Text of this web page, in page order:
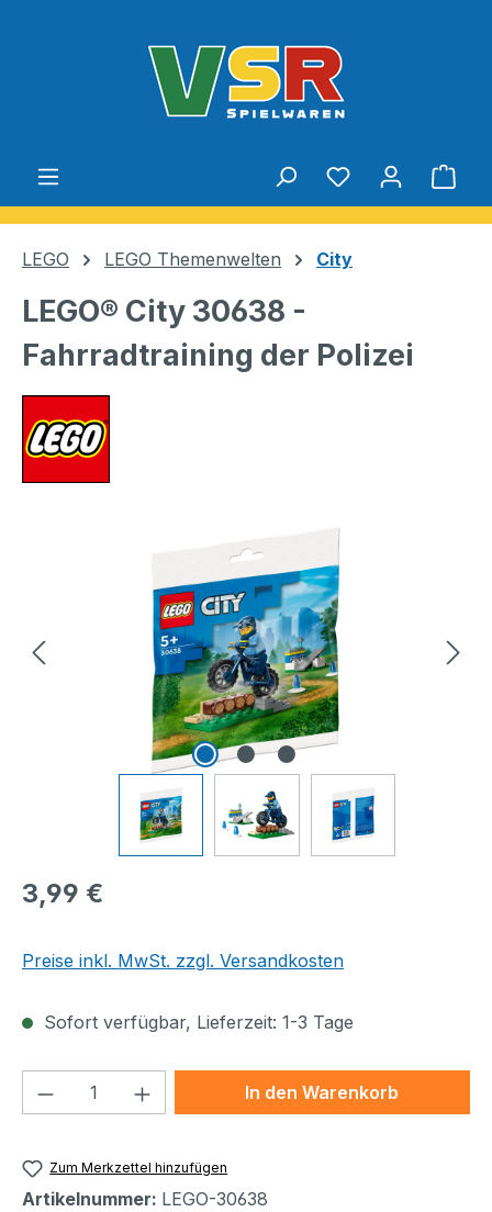
Du hast 0
LEGO LEGO Themenwelten City
LEGO® City 30638 -
Fahrradtraining der Polizei
Regulärer Preis:
3,99 €
Preise inkl. MwSt. zzgl. Versandkosten
Sofort verfügbar, Lieferzeit: 1-3 Tage
Produkt Anzahl: Gib denIn den Warenkorb
Zum Merkzettel hinzufügen
Artikelnummer: LEGO-30638